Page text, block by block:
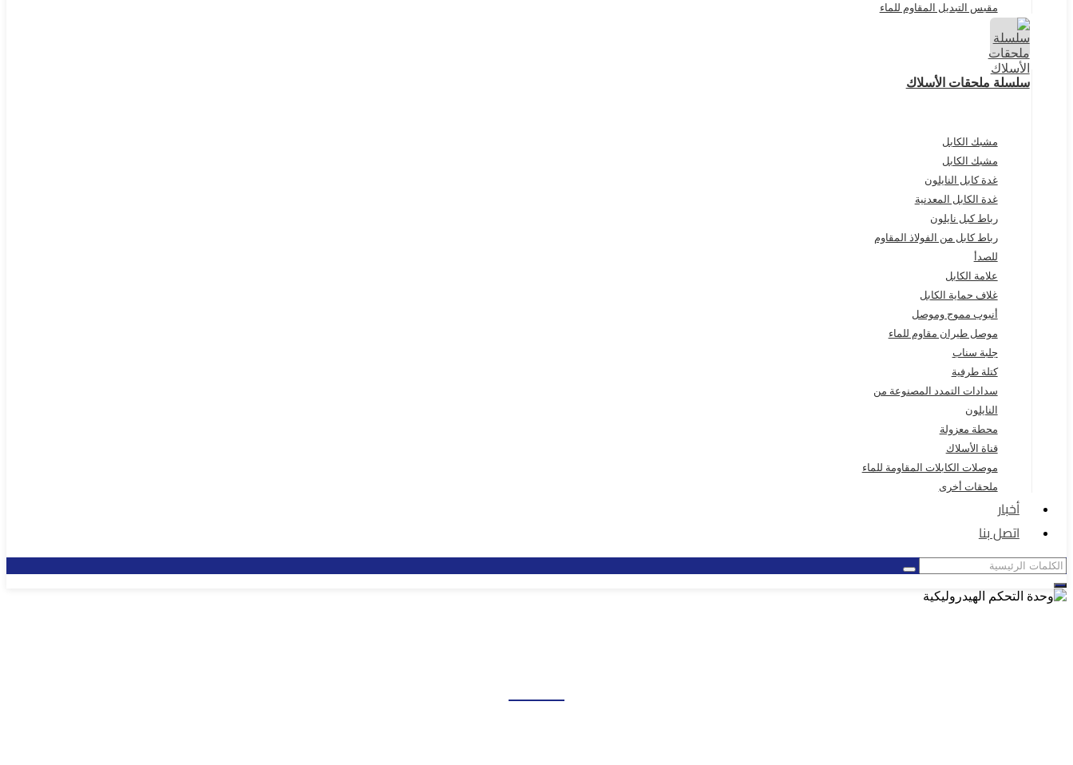
مقبس التبديل المقاوم للماء
سلسلة ملحقات الأسلاك
مشبك الكابل
مشبك الكابل
غدة كابل النايلون
غدة الكابل المعدنية
رباط كبل نايلون
رباط كابل من الفولاذ المقاوم
للصدأ
علامة الكابل
غلاف حماية الكابل
أنبوب مموج وموصل
موصل طيران مقاوم للماء
جلبة سناب
كتلة طرفية
سدادات التمدد المصنوعة من
النايلون
محطة معزولة
قناة الأسلاك
موصلات الكابلات المقاومة للماء
ملحقات أخرى
أخبار
اتصل بنا